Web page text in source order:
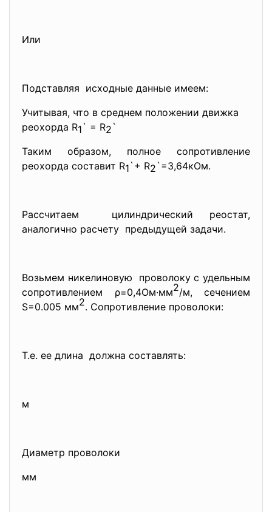
Или
Подставляя исходные данные имеем:
Учитывая, что в среднем положении движка
реохорда R1` = R2`
Таким образом, полное сопротивление
реохорда составит R1`+ R2`=3,64кОм.
Рассчитаем цилиндрический реостат,
аналогично расчету предыдущей задачи.
Возьмем никелиновую проволоку с удельным
сопротивлением ρ=0,4Ом·мм2/м, сечением
S=0.005 мм2. Сопротивление проволоки:
Т.е. ее длина должна составлять:
м
Диаметр проволоки
мм